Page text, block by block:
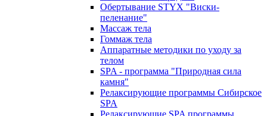
Обертывание STYX "Виски-
пеленание"
Массаж тела
Гоммаж тела
Аппаратные методики по уходу за
телом
SPA - программа "Природная сила
камня"
Релаксирующие программы Сибирское
SPA